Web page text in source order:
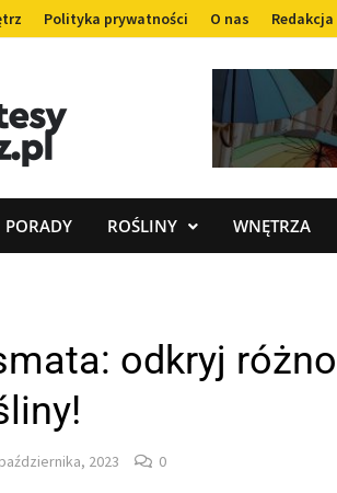
Polityka prywatności O nas Redakcja
PORADY ROŚLINY WNĘTRZA
odkryj
2023 0